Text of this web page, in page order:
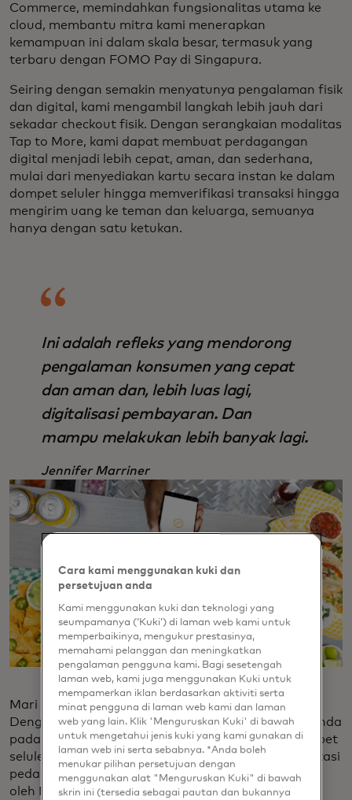
Commerce, memindahkan fungsionalitas utama ke
cloud, membantu mitra kami menerapkan
kemampuan ini dalam skala besar, termasuk yang
terbaru dengan FOMO Pay di Singapura.
Seiring dengan semakin menyatunya pengalaman fisik
dan digital, kami mengambil langkah lebih jauh dari
sekadar checkout fisik. Dengan serangkaian modalitas
Tap to More, kami dapat membuat perdagangan
digital menjadi lebih cepat, aman, dan sederhana,
mulai dari menyediakan kartu secara instan ke dalam
dompet seluler hingga memverifikasi transaksi hingga
mengirim uang ke teman dan keluarga, semuanya
hanya dengan satu ketukan.
Ini adalah refleks yang mendorong
pengalaman konsumen yang cepat
dan aman dan, lebih luas lagi,
digitalisasi pembayaran. Dan
mampu melakukan lebih banyak lagi.
Jennifer Marriner
Mari kita mulai dengan informasi kartu itu sendiri.
Dengan Tap to Add, Anda dapat mengetuk kartu Anda
pada ponsel untuk menyediakannya ke dalam dompet
seluler Anda atau menyimpannya dalam file di aplikasi
pedagang atau dompet e-commerce. Ini diaktifkan
oleh MDES, layanan tokenisasi Mastercard, yang
Cara kami menggunakan kuki dan
persetujuan anda
Kami menggunakan kuki dan teknologi yang
seumpamanya (‘Kuki’) di laman web kami untuk
memperbaikinya, mengukur prestasinya,
memahami pelanggan dan meningkatkan
pengalaman pengguna kami. Bagi sesetengah
laman web, kami juga menggunakan Kuki untuk
mempamerkan iklan berdasarkan aktiviti serta
minat pengguna di laman web kami dan laman
web yang lain. Klik 'Menguruskan Kuki' di bawah
untuk mengetahui jenis kuki yang kami gunakan di
laman web ini serta sebabnya. *Anda boleh
menukar pilihan persetujuan dengan
menggunakan alat "Menguruskan Kuki" di bawah
skrin ini (tersedia sebagai pautan dan bukannya